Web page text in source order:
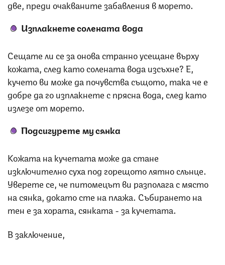
две, преди очакваните забавления в морето.
Изплакнете солената вода
Сещате ли се за онова странно усещане върху
кожата, след като солената вода изсъхне? Е,
кучето ви може да почувства същото, така че е
добре да го изплакнете с прясна вода, след като
излезе от морето.
Подсигурете му сянка
Кожата на кучетата може да стане
изключително суха под горещото лятно слънце.
Уверете се, че питомецът ви разполага с място
на сянка, докато сте на плажа. Събирането на
тен е за хората, сянката - за кучетата.
В заключение,